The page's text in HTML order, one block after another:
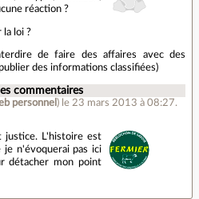
réaction ?
la loi ?
de faire des affaires avec des
des informations classifiées)
commentaires
personnel ) le 23 mars 2013 à 08:27.
justice. L'histoire est
je n'évoquerai pas ici
détacher mon point